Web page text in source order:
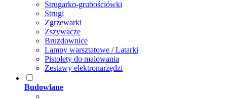
Strugarko-grubościówki
Strugi
Zgrzewarki
Zszywacze
Bruzdownice
Lampy warsztatowe / Latarki
Pistolety do malowania
Zestawy elektronarzędzi
Budowlane